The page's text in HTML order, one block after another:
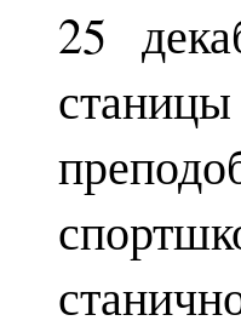
25